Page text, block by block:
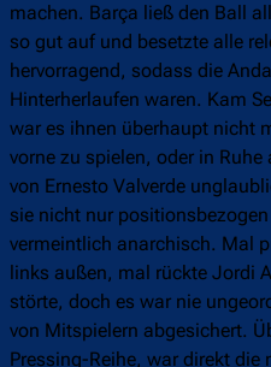
machen. Barça ließ den Ball
so gut auf und besetzte alle
hervorragend, sodass die
Hinterherlaufen waren. Kam
war es ihnen überhaupt nicht
vorne zu spielen, oder in
von Ernesto Valverde
sie nicht nur
vermeintlich anarchisch. Mal
links außen, mal rückte Jordi
störte, doch es war nie
von Mitspielern abgesichert.
Pressing-Reihe, war direkt die